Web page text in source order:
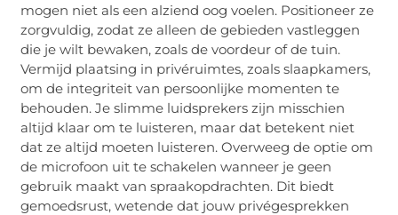
mogen niet als een alziend oog voelen. Positioneer ze
zorgvuldig, zodat ze alleen de gebieden vastleggen
die je wilt bewaken, zoals de voordeur of de tuin.
Vermijd plaatsing in privéruimtes, zoals slaapkamers,
om de integriteit van persoonlijke momenten te
behouden. Je slimme luidsprekers zijn misschien
altijd klaar om te luisteren, maar dat betekent niet
dat ze altijd moeten luisteren. Overweeg de optie om
de microfoon uit te schakelen wanneer je geen
gebruik maakt van spraakopdrachten. Dit biedt
gemoedsrust, wetende dat jouw privégesprekken